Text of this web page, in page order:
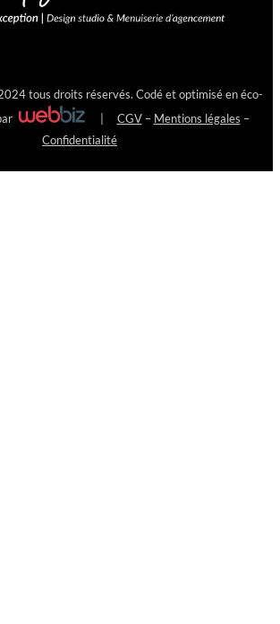
tous droits réservés. Codé et optimisé en éco-
CGV– Mentions légales –
Confidentialité